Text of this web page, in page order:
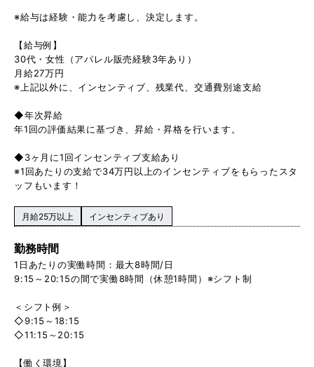
※給与は経験・能力を考慮し、決定します。
【給与例】
30代・女性（アパレル販売経験3年あり）
月給27万円
※上記以外に、インセンティブ、残業代、交通費別途支給
◆年次昇給
年1回の評価結果に基づき、昇給・昇格を行います。
◆3ヶ月に1回インセンティブ支給あり
※1回あたりの支給で34万円以上のインセンティブをもらったスタ
ッフもいます！
月給25万以上 インセンティブあり
勤務時間
1日あたりの実働時間：最大8時間/日
9:15～20:15の間で実働8時間（休憩1時間）※シフト制
＜シフト例＞
◇9:15～18:15
◇11:15～20:15
【働く環境】